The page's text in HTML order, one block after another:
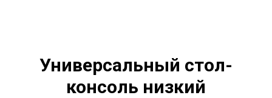
Универсальный стол-
консоль низкий